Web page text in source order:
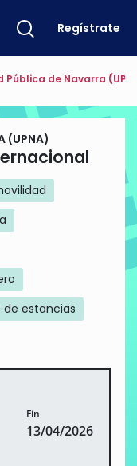
Regístrate
Pública de Navarra
(UPNA)
de estancias
Fin
13/04/2026